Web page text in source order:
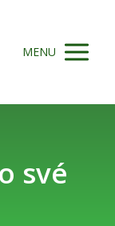
MENU
své